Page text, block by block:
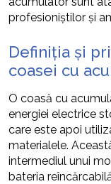
profesioniștilor și
Definiția și
coasei cu
O coasă cu
energiei electrice
care este apoi
materialele.
intermediul unui
bateria